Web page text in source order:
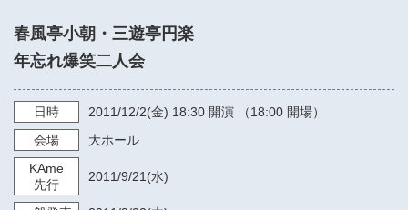
春風亭小朝・三遊亭円楽
年忘れ爆笑二人会
日時 2011/12/2(金) 18:30 開演 （18:00 開場）
会場
大ホール
KAme
先行
2011/9/21 (水)